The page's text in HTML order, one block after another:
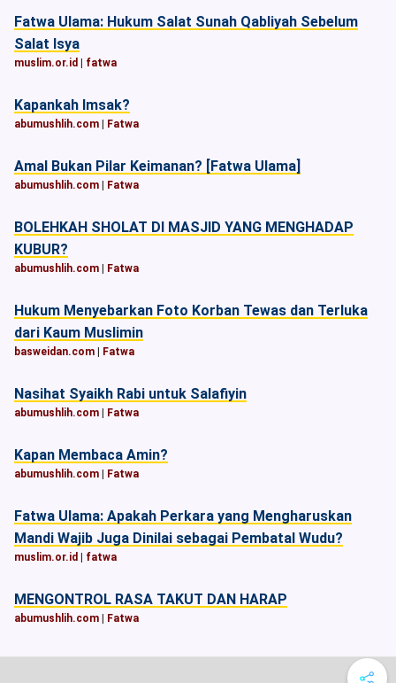
Fatwa Ulama: Hukum Salat Sunah Qabliyah Sebelum
Salat Isya
muslim.or.id fatwa
Kapankah Imsak?
abumushlih.com Fatwa
Amal Bukan Pilar Keimanan? [Fatwa Ulama]
abumushlih.com Fatwa
BOLEHKAH SHOLAT DI MASJID YANG MENGHADAP
KUBUR?
abumushlih.com Fatwa
Hukum Menyebarkan Foto Korban Tewas dan Terluka
dari Kaum Muslimin
basweidan.com Fatwa
Nasihat Syaikh Rabi untuk Salafiyin
abumushlih.com Fatwa
Kapan Membaca Amin?
abumushlih.com Fatwa
Fatwa Ulama: Apakah Perkara yang Mengharuskan
Mandi Wajib Juga Dinilai sebagai Pembatal Wudu?
muslim.or.id fatwa
MENGONTROL RASA TAKUT DAN HARAP
abumushlih.com Fatwa